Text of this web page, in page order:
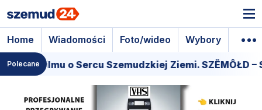
Home Wiadomości Foto/wideo Wybory
Polecane
filmu o Sercu Szemudzkiej Ziemi. SZËMÔŁD –